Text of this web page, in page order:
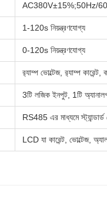
AC380V±15%;50Hz/
1-120s নিয়ন্ত্রণযোগ্য
0-120s নিয়ন্ত্রণযোগ্য
র‍্যাম্প ভোল্টেজ, র‍্যাম্প কারেন্ট,
3টি লজিক ইনপুট, 1টি
RS485 এর মাধ্যমে
LCD যা কারেন্ট, ভোল্টেজ,